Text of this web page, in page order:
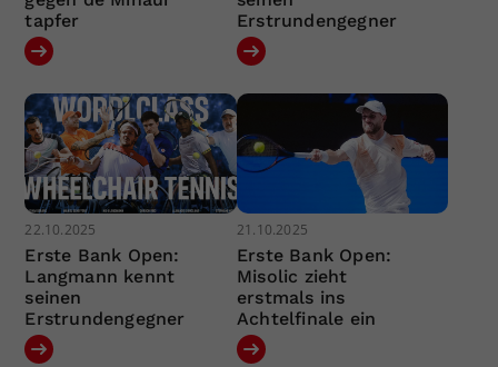
tapfer
Erstrundengegner
22.10.2025
Erste Bank Open:
Langmann kennt
seinen
Erstrundengegner
21.10.2025
Erste Bank Open:
Misolic zieht
erstmals ins
Achtelfinale ein